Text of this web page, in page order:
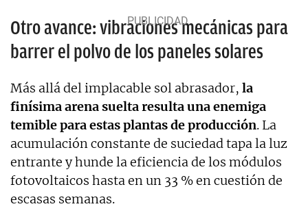
Otro avance: vibraciones mecánicas para
barrer el polvo de los paneles solares
Más allá del implacable sol abrasador, la
finísima arena suelta resulta una enemiga
temible para estas plantas de producción. La
acumulación constante de suciedad tapa la luz
entrante y hunde la eficiencia de los módulos
fotovoltaicos hasta en un 33 % en cuestión de
escasas semanas.